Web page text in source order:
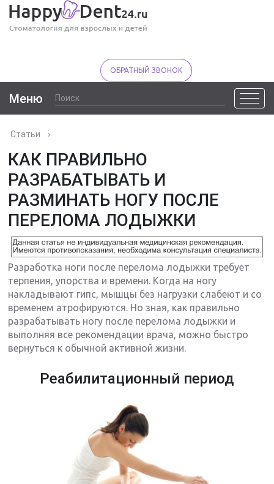
ОБРАТНЫЙ ЗВОНОК
Меню
Статьи ›
КАК ПРАВИЛЬНО
РАЗРАБАТЫВАТЬ И
РАЗМИНАТЬ НОГУ ПОСЛЕ
ПЕРЕЛОМА ЛОДЫЖКИ
Разработка ноги после перелома лодыжки требует
терпения, упорства и времени. Когда на ногу
накладывают гипс, мышцы без нагрузки слабеют и со
временем атрофируются. Но зная, как правильно
разрабатывать ногу после перелома лодыжки и
выполняя все рекомендации врача, можно быстро
вернуться к обычной активной жизни.
Реабилитационный период